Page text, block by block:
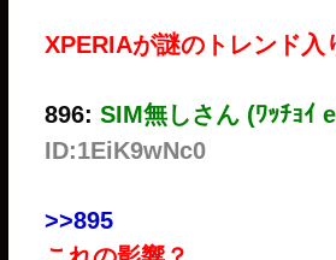
XPERIAが謎のトレンド入
896: SIM無しさん (ﾜｯﾁｮｲ
ID:1EiK9wNc0
>>895